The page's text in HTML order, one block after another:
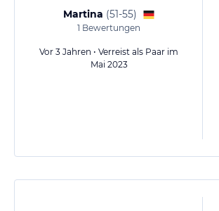
Martina (51-55)
1 Bewertungen
Vor 3 Jahren • Verreist als Paar im
Mai 2023